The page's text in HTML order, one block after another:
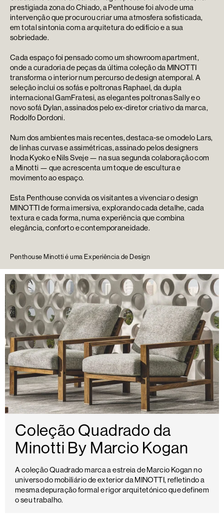
prestigiada zona do Chiado, a Penthouse foi alvo de uma
intervenção que procurou criar uma atmosfera sofisticada,
em total sintonia com a arquitetura do edifício e a sua
sobriedade.
Cada espaço foi pensado como um showroom apartment,
onde a curadoria de peças da última coleção da MINOTTI
transforma o interior num percurso de design atemporal. A
seleção inclui os sofás e poltronas Raphael, da dupla
internacional GamFratesi, as elegantes poltronas Sally e o
novo sofá Dylan, assinados pelo ex-diretor criativo da marca,
Rodolfo Dordoni.
Num dos ambientes mais recentes, destaca-se o modelo Lars,
de linhas curvas e assimétricas, assinado pelos designers
Inoda Kyoko e Nils Sveje — na sua segunda colaboração com
a Minotti — que acrescenta um toque de escultura e
movimento ao espaço.
Esta Penthouse convida os visitantes a vivenciar o design
MINOTTI de forma imersiva, explorando cada detalhe, cada
textura e cada forma, numa experiência que combina
elegância, conforto e contemporaneidade.
Penthouse Minotti é uma Experiência de Design
Coleção Quadrado da
Minotti By Marcio Kogan
A coleção Quadrado marca a estreia de Marcio Kogan no
universo do mobiliário de exterior da MINOTTI, refletindo a
mesma depuração formal e rigor arquitetónico que definem
o seu trabalho.